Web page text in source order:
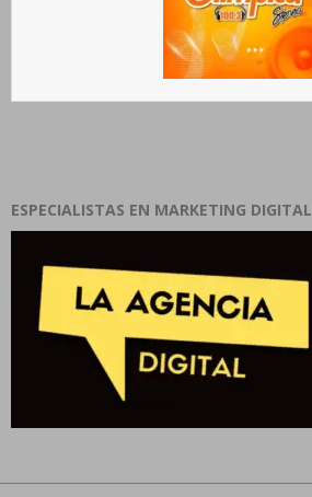
ESPECIALISTAS EN MARKETING DIGITAL